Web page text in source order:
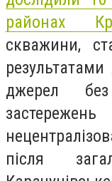
районах
скважини,
джерел
після